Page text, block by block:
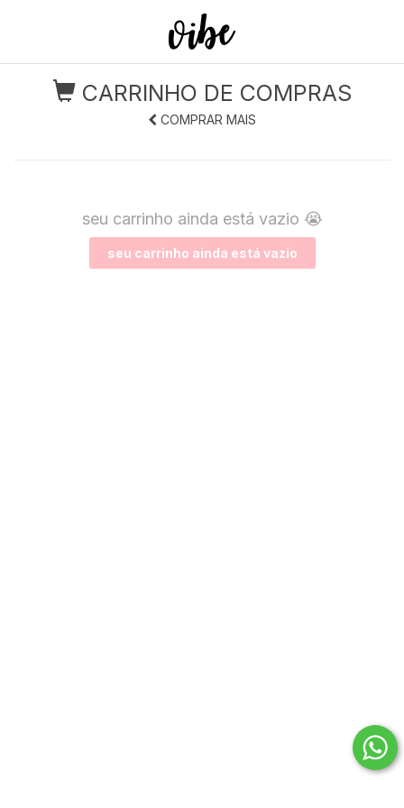
CARRINHO DE COMPRAS
COMPRAR MAIS
seu carrinho ainda está vazio 😭
seu carrinho ainda está vazio